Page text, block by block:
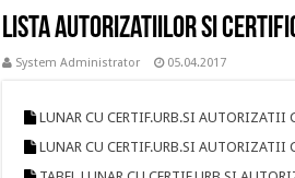
Lista autorizatiilor si
System Administrator 05.04.2017
LUNAR CU CERTIF.URB.SI AUTORIZATII
LUNAR CU CERTIF.URB.SI